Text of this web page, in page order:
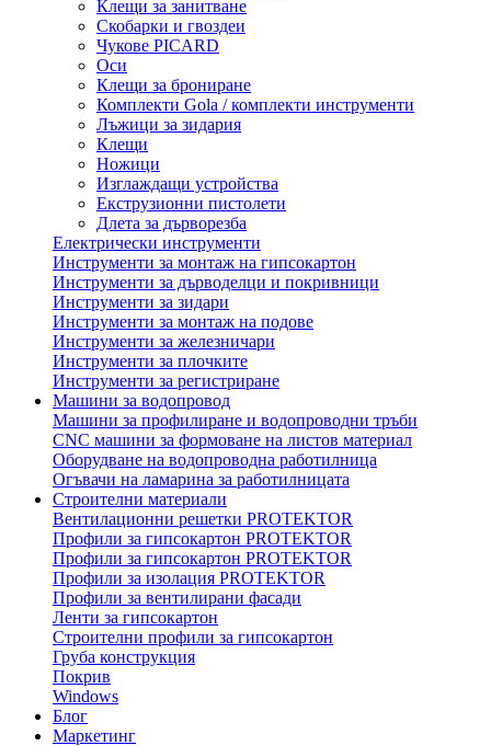
Клещи за занитване
Скобарки и гвоздеи
Чукове PICARD
Оси
Клещи за брониране
Комплекти Gola / комплекти инструменти
Лъжици за зидария
Клещи
Ножици
Изглаждащи устройства
Екструзионни пистолети
Длета за дърворезба
Електрически инструменти
Инструменти за монтаж на гипсокартон
Инструменти за дърводелци и покривници
Инструменти за зидари
Инструменти за монтаж на подове
Инструменти за железничари
Инструменти за плочките
Инструменти за регистриране
Машини за водопровод
Машини за профилиране и водопроводни тръби
CNC машини за формоване на листов материал
Оборудване на водопроводна работилница
Огъвачи на ламарина за работилницата
Строителни материали
Вентилационни решетки PROTEKTOR
Профили за гипсокартон PROTEKTOR
Профили за гипсокартон PROTEKTOR
Профили за изолация PROTEKTOR
Профили за вентилирани фасади
Ленти за гипсокартон
Строителни профили за гипсокартон
Груба конструкция
Покрив
Windows
Блог
Маркетинг